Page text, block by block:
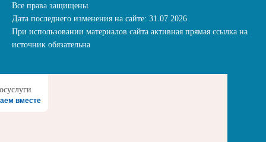
Все права защищены.
Дата последнего изменения на сайте: 31.07.2026
При использовании материалов сайта активная прямая ссылка на
источник обязательна
вместе